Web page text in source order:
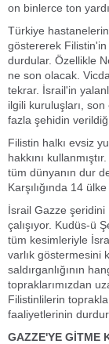
on binlerce ton
Türkiye
göstererek Filistin'in
durdular. Özellikle
ne son olacak.
tekrar. İsrail'in
ilgili kuruluşları,
fazla şehidin
Filistin halkı evsiz
hakkını
tüm dünyanın dur
Karşılığında 14
İsrail Gazze şeridini
çalışıyor. Kudüs-ü
tüm kesimleriyle
varlık göstermesini
saldırganlığının
topraklarımızdan
Filistinlilerin
faaliyetlerinin
GAZZE'YE GİTME